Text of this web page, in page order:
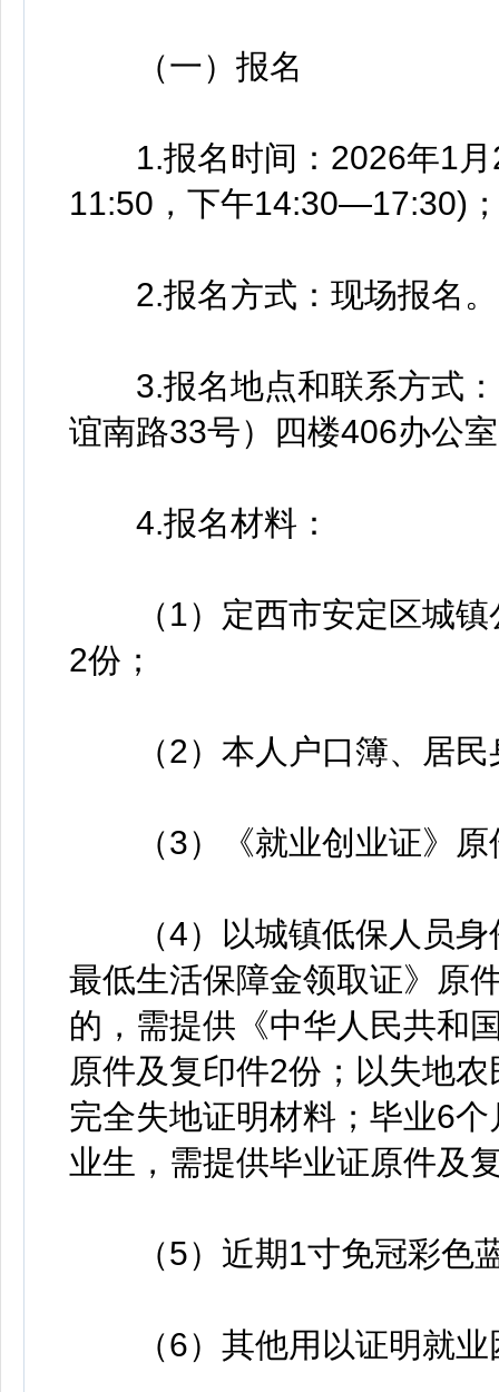
（一）报名
1.报名时间：2026年1月
11:50，下午14:30—17:30)
2.报名方式：现场报名。
3.报名地点和联系方式：
谊南路33号）四楼406办公
4.报名材料：
（1）定西市安定区城镇
2份；
（2）本人户口簿、居民
（3）《就业创业证》原
（4）以城镇低保人员身
最低生活保障金领取证》原
的，需提供《中华人民共和
原件及复印件2份；以失地
完全失地证明材料；毕业6
业生，需提供毕业证原件及
（5）近期1寸免冠彩色
（6）其他用以证明就业